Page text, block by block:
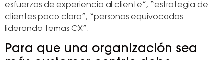
esfuerzos de experiencia al cliente”, “estrategia de
clientes poco clara”, “personas equivocadas
liderando temas CX”.
Para que una organización sea